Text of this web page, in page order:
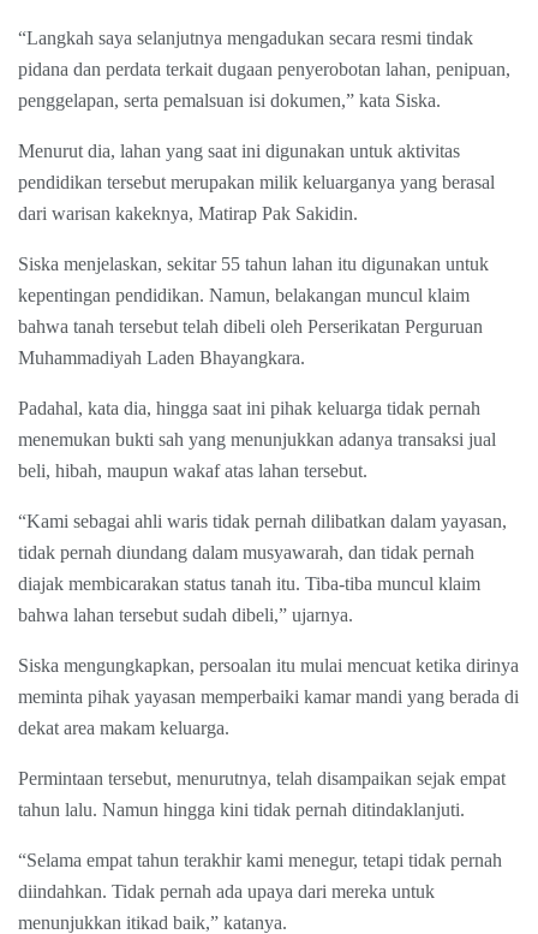
“Langkah saya selanjutnya mengadukan secara resmi tindak
pidana dan perdata terkait dugaan penyerobotan lahan, penipuan,
penggelapan, serta pemalsuan isi dokumen,” kata Siska.
Menurut dia, lahan yang saat ini digunakan untuk aktivitas
pendidikan tersebut merupakan milik keluarganya yang berasal
dari warisan kakeknya, Matirap Pak Sakidin.
Siska menjelaskan, sekitar 55 tahun lahan itu digunakan untuk
kepentingan pendidikan. Namun, belakangan muncul klaim
bahwa tanah tersebut telah dibeli oleh Perserikatan Perguruan
Muhammadiyah Laden Bhayangkara.
Padahal, kata dia, hingga saat ini pihak keluarga tidak pernah
menemukan bukti sah yang menunjukkan adanya transaksi jual
beli, hibah, maupun wakaf atas lahan tersebut.
“Kami sebagai ahli waris tidak pernah dilibatkan dalam yayasan,
tidak pernah diundang dalam musyawarah, dan tidak pernah
diajak membicarakan status tanah itu. Tiba-tiba muncul klaim
bahwa lahan tersebut sudah dibeli,” ujarnya.
Siska mengungkapkan, persoalan itu mulai mencuat ketika dirinya
meminta pihak yayasan memperbaiki kamar mandi yang berada di
dekat area makam keluarga.
Permintaan tersebut, menurutnya, telah disampaikan sejak empat
tahun lalu. Namun hingga kini tidak pernah ditindaklanjuti.
“Selama empat tahun terakhir kami menegur, tetapi tidak pernah
diindahkan. Tidak pernah ada upaya dari mereka untuk
menunjukkan itikad baik,” katanya.